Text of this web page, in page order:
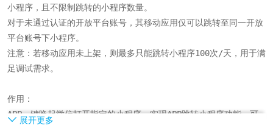
小程序，且不限制跳转的小程序数量。
对于未通过认证的开放平台账号，其移动应用仅可以跳转至同一开放
平台账号下小程序。
注意：若移动应用未上架，则最多只能跳转小程序100次/天，用于满
足调试需求。
作用：
APP一键唤起微信打开指定的小程序，实现APP跳转小程序功能，可
展开更多